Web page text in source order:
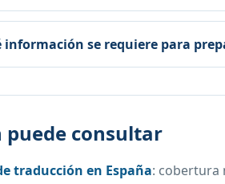
información se requiere para
puede consultar
traducción en España: cobertura